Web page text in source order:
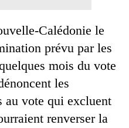
Calédonie le
prévu par les
mois du vote
les
vote qui excluent
renverser la